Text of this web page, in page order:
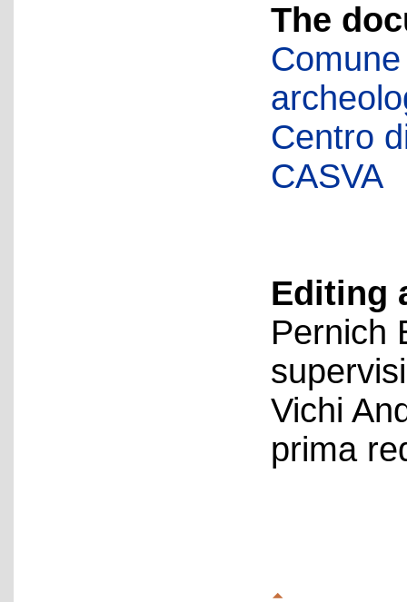
The
Centro
CASVA
Editing
Pernich
Vichi
prima